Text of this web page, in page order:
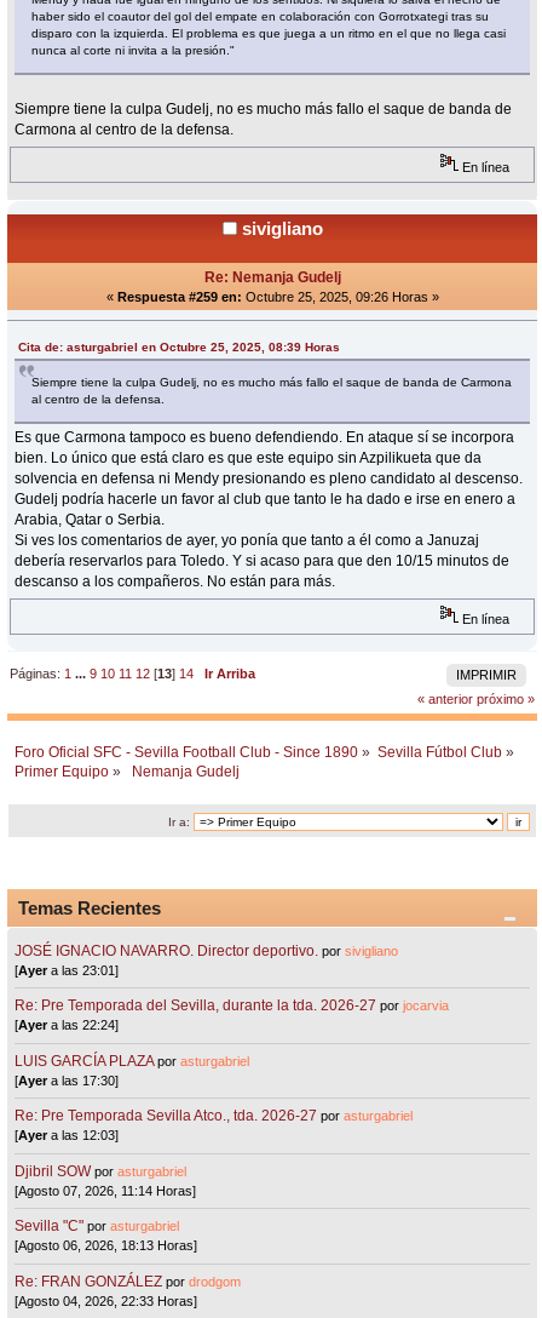
haber sido el coautor del gol del empate en colaboración con Gorrotxategi tras su
disparo con la izquierda. El problema es que juega a un ritmo en el que no llega casi
nunca al corte ni invita a la presión."
Siempre tiene la culpa Gudelj, no es mucho más fallo el saque de banda de
Carmona al centro de la defensa.
En línea
sivigliano
Re: Nemanja Gudelj
« Respuesta #259 en: Octubre 25, 2025, 09:26 Horas »
Cita de: asturgabriel en Octubre 25, 2025, 08:39 Horas
Siempre tiene la culpa Gudelj, no es mucho más fallo el saque de banda de Carmona
al centro de la defensa.
Es que Carmona tampoco es bueno defendiendo. En ataque sí se incorpora
bien. Lo único que está claro es que este equipo sin Azpilikueta que da
solvencia en defensa ni Mendy presionando es pleno candidato al descenso.
Gudelj podría hacerle un favor al club que tanto le ha dado e irse en enero a
Arabia, Qatar o Serbia.
Si ves los comentarios de ayer, yo ponía que tanto a él como a Januzaj
debería reservarlos para Toledo. Y si acaso para que den 10/15 minutos de
descanso a los compañeros. No están para más.
En línea
IMPRIMIR
Páginas: 1 ...9 10 11 12 [13] 14
Ir Arriba
« anterior próximo »
Foro Oficial SFC - Sevilla Football Club - Since 1890 » Sevilla Fútbol Club »
Primer Equipo » Nemanja Gudelj
Ir a:
Temas Recientes
JOSÉ IGNACIO NAVARRO. Director deportivo. porsivigliano
[Ayera las 23:01]
Re: Pre Temporada del Sevilla, durante la tda. 2026-27 porjocarvia
[Ayera las 22:24]
LUIS GARCÍA PLAZA porasturgabriel
[Ayera las 17:30]
Re: Pre Temporada Sevilla Atco., tda. 2026-27 porasturgabriel
[Ayera las 12:03]
Djibril SOW porasturgabriel
[Agosto 07, 2026, 11:14 Horas]
Sevilla "C"porasturgabriel
[Agosto 06, 2026, 18:13 Horas]
Re: FRAN GONZÁLEZ pordrodgom
[Agosto 04, 2026, 22:33 Horas]